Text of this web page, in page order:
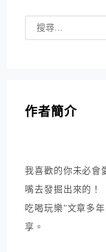
作者簡介
我喜歡的你未必會
嘴去發掘出來的！
吃喝玩樂"文章多
享。